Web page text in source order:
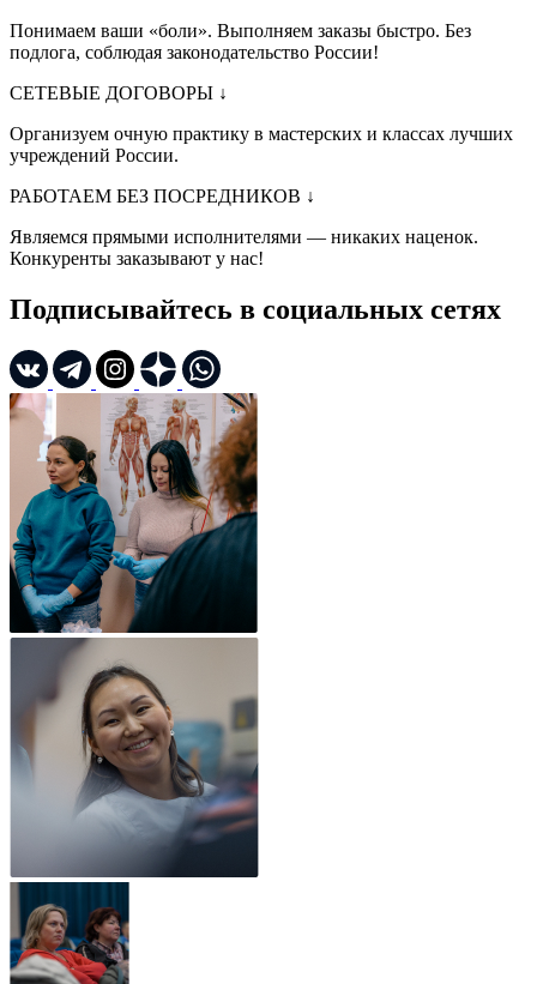
Понимаем ваши «боли». Выполняем заказы быстро. Без
подлога, соблюдая законодательство России!
СЕТЕВЫЕ ДОГОВОРЫ ↓
Организуем очную практику в мастерских и классах лучших
учреждений России.
РАБОТАЕМ БЕЗ ПОСРЕДНИКОВ ↓
Являемся прямыми исполнителями — никаких наценок.
Конкуренты заказывают у нас!
Подписывайтесь в социальных сетях